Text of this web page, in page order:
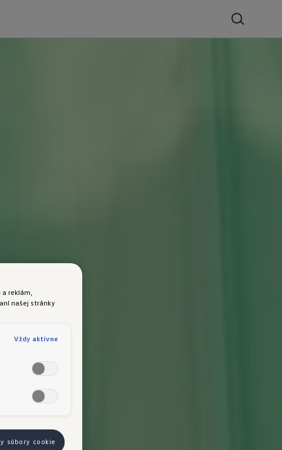
reklám,
našej stránky
Vždy aktívne
súbory cookie